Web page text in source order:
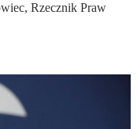
Rzecznik Praw